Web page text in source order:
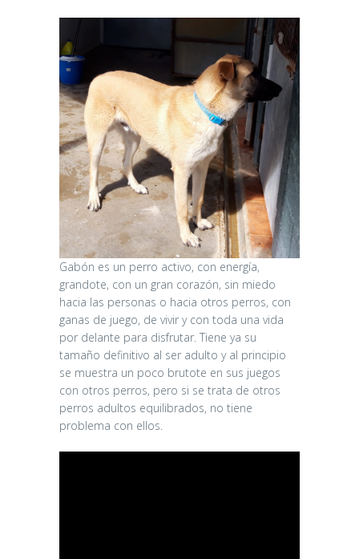
Gabón es un perro activo, con energía,
grandote, con un gran corazón, sin miedo
hacia las personas o hacia otros perros, con
ganas de juego, de vivir y con toda una vida
por delante para disfrutar. Tiene ya su
tamaño definitivo al ser adulto y al principio
se muestra un poco brutote en sus juegos
con otros perros, pero si se trata de otros
perros adultos equilibrados, no tiene
problema con ellos.